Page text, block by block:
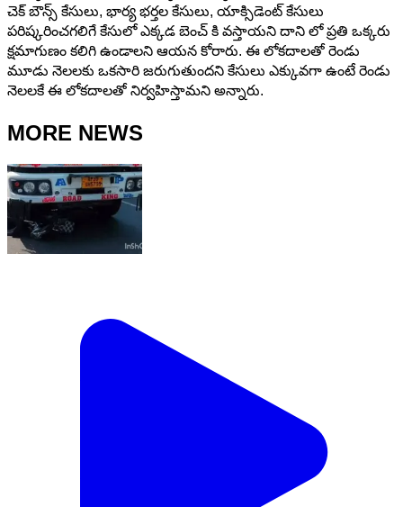
చెక్ బౌన్స్ కేసులు, భార్య భర్తల కేసులు, యాక్సిడెంట్ కేసులు
పరిష్కరించగలిగే కేసులో ఎక్కడ బెంచ్ కి వస్తాయని దాని లో ప్రతి ఒక్కరు
క్షమాగుణం కలిగి ఉండాలని ఆయన కోరారు. ఈ లోకదాలతో రెండు
మూడు నెలలకు ఒకసారి జరుగుతుందని కేసులు ఎక్కువగా ఉంటే రెండు
నెలలకే ఈ లోకదాలతో నిర్వహిస్తామని అన్నారు.
MORE NEWS